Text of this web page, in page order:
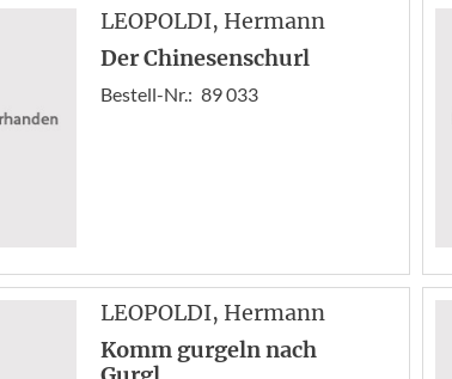
LEOPOLDI, Hermann
Der Chinesenschurl
Bestell-Nr.: 89 033
LEOPOLDI, Hermann
Komm gurgeln nach